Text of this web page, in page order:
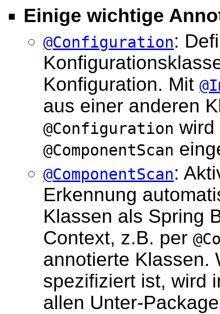
Einige wichtige
@Configuration:
Konfiguration. Mit
aus einer anderen
@Configuration wird
@ComponentScan
@ComponentScan:
Erkennung
Klassen als Spring
Context, z.B. per
annotierte Klassen.
spezifiziert ist, wird
allen Unter-